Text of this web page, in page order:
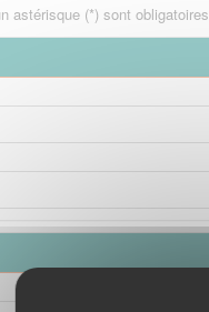
astérisque (*) sont obligatoires